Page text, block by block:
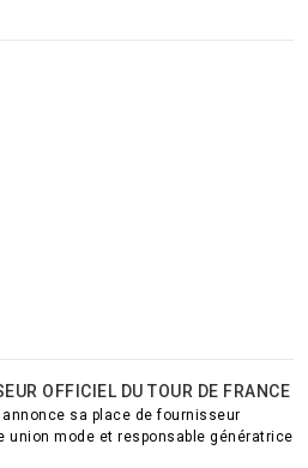
OFFICIEL DU TOUR DE FRANCE
sa place de fournisseur
union mode et responsable génératrice